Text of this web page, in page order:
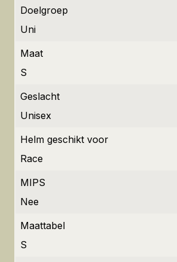
Doelgroep
Uni
Maat
S
Geslacht
Unisex
Helm geschikt voor
Race
MIPS
Nee
Maattabel
S